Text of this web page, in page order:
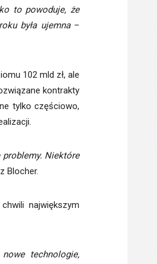
to powoduje, że
była ujemna –
102 mld zł, ale
kontrakty
tylko częściowo,
Niektóre
Blocher.
największym
technologie,